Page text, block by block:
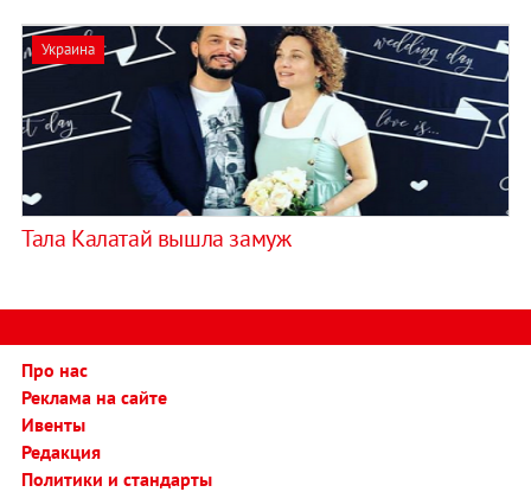
Украина
Тала Калатай вышла замуж
Про нас
Реклама на сайте
Ивенты
Редакция
Политики и стандарты